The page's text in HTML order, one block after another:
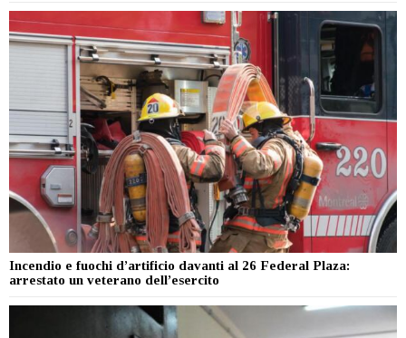
Incendio e fuochi d’artificio davanti al 26 Federal Plaza:
arrestato un veterano dell’esercito